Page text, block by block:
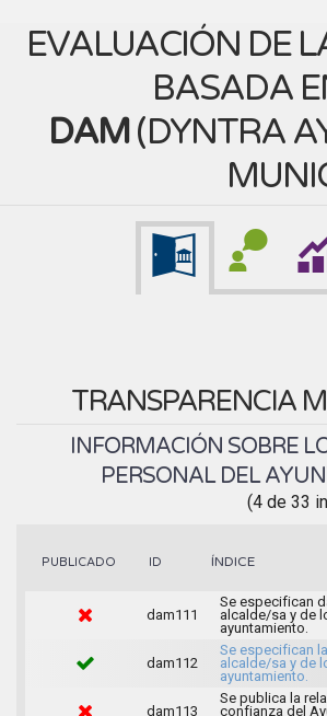
EVALUACIÓN DE
BASADA
DAM(DYNTRA
TRANSPARENCIA
INFORMACIÓN SOBRE
PERSONAL DEL
(4 de 33
PUBLICADO ID ÍNDICE
dam111
Se especifican
alcalde/sa y de
ayuntamiento.
dam112
Se especifican
alcalde/sa y de
ayuntamiento.
dam113
Se publica la
confianza del